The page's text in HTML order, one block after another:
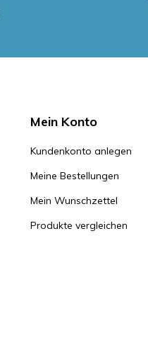
Mein Konto
Kundenkonto anlegen
Meine Bestellungen
Mein Wunschzettel
Produkte vergleichen